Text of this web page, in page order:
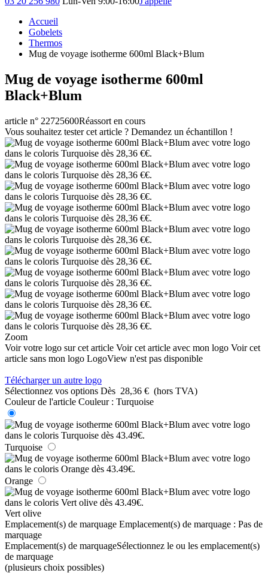
Accueil
Gobelets
Thermos
Mug de voyage isotherme 600ml Black+Blum
Mug de voyage isotherme 600ml
Black+Blum
article n° 22725600Réassort en cours
Vous souhaitez tester cet article ? Demandez un échantillon !
Zoom
Voir votre logo sur cet article Voir cet article avec mon logo Voir cet
article sans mon logo LogoView n'est pas disponible
Télécharger un autre logo
Sélectionnez vos options Dès 28,36 € (hors TVA)
Couleur de l'article Couleur : Turquoise
Turquoise
Orange
Vert olive
Emplacement(s) de marquage Emplacement(s) de marquage : Pas de
marquage
Emplacement(s) de marquageSélectionnez le ou les emplacement(s)
de marquage
(plusieurs choix possibles)